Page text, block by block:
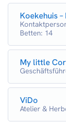
Koekehuis –
Betten: 14
My little
ViDo
Atelier &